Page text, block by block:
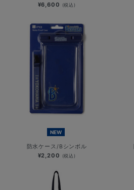
¥6,600 (税込)
NEW
防水ケース/Bシンボル
¥2,200 (税込)